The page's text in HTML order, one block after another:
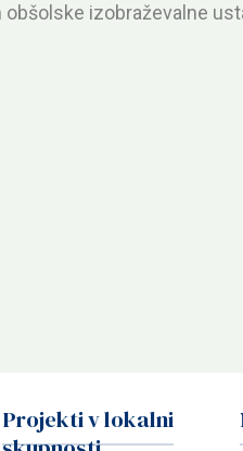
izobraževalne
Projekti v lokalni